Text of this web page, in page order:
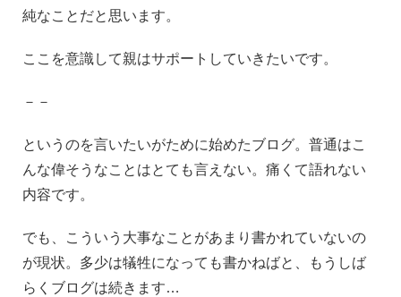
純なことだと思います。
ここを意識して親はサポートしていきたいです。
－－
というのを言いたいがために始めたブログ。普通はこ
んな偉そうなことはとても言えない。痛くて語れない
内容です。
でも、こういう大事なことがあまり書かれていないの
が現状。多少は犠牲になっても書かねばと、もうしば
らくブログは続きます…